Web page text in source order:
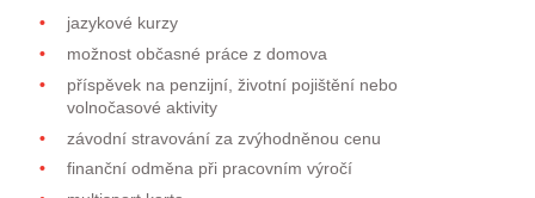
jazykové kurzy
možnost občasné práce z domova
příspěvek na penzijní, životní pojištění nebo
volnočasové aktivity
závodní stravování za zvýhodněnou cenu
finanční odměna při pracovním výročí